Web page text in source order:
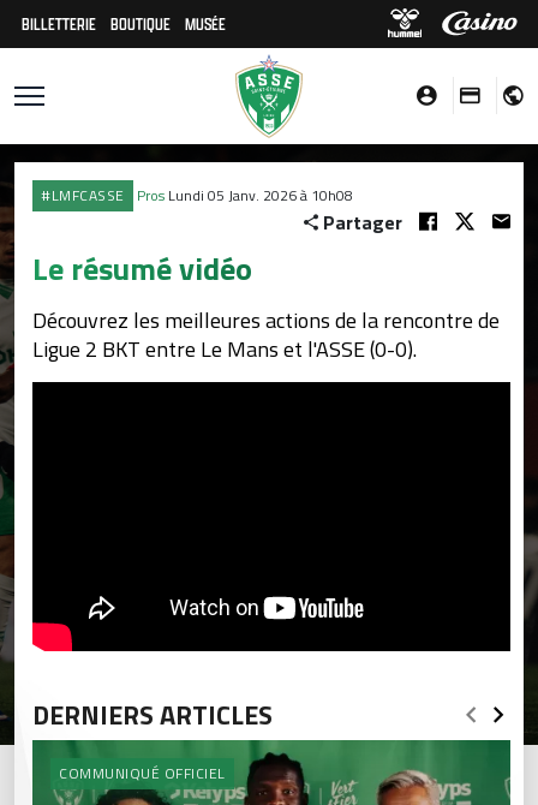
BILLETTERIE BOUTIQUE MUSÉE
#LMFCASSE Pros Lundi 05 Janv. 2026 à 10h08
Partager
Le résumé vidéo
Découvrez les meilleures actions de la rencontre de
Ligue 2 BKT entre Le Mans et l'ASSE (0-0).
DERNIERS ARTICLES
COMMUNIQUÉ OFFICIEL